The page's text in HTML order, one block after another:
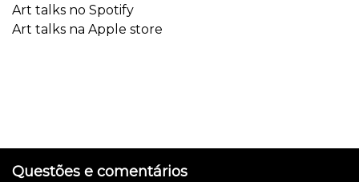
Art talks no Spotify
Art talks na Apple store
Questões e comentários